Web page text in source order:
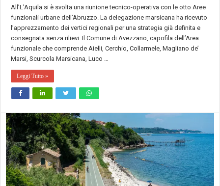
All’L’Aquila si è svolta una riunione tecnico-operativa con le otto Aree
funzionali urbane dell’Abruzzo. La delegazione marsicana ha ricevuto
l’apprezzamento dei vertici regionali per una strategia già definita e
consegnata senza rilievi. Il Comune di Avezzano, capofila dell’Area
funzionale che comprende Aielli, Cerchio, Collarmele, Magliano de’
Marsi, Scurcola Marsicana, Luco …
Leggi Tutto »